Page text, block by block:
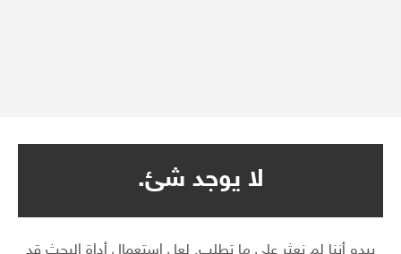
لا يوجد شئ.
يبدو أننا لم نعثر على ما تطلب. لعل استعمال أداة البحث قد